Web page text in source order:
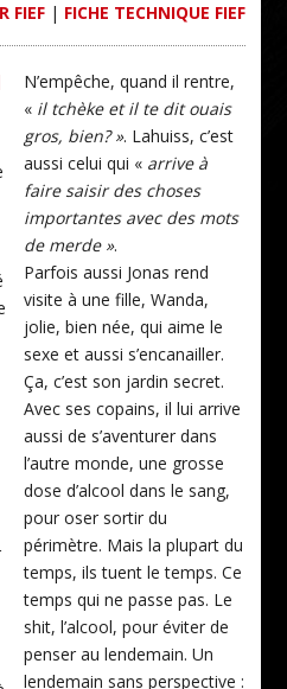
FIEF | FICHE TECHNIQUE FIEF
N’empêche, quand il rentre,
« il tchèke et il te dit ouais
gros, bien? ». Lahuiss, c’est
aussi celui qui « arrive à
faire saisir des choses
importantes avec des mots
de merde ».
Parfois aussi Jonas rend
visite à une fille, Wanda,
jolie, bien née, qui aime le
sexe et aussi s’encanailler.
Ça, c’est son jardin secret.
Avec ses copains, il lui arrive
aussi de s’aventurer dans
l’autre monde, une grosse
dose d’alcool dans le sang,
pour oser sortir du
périmètre. Mais la plupart du
temps, ils tuent le temps. Ce
temps qui ne passe pas. Le
shit, l’alcool, pour éviter de
penser au lendemain. Un
lendemain sans perspective :